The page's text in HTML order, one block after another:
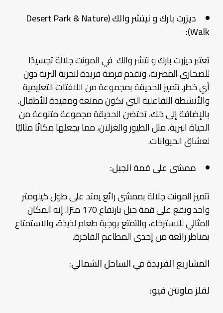
ديزرت بارك و نيتشر والك (Desert Park & Nature
Walk):
تعتبر ديزرت بارك و نتشر والك في المونت جلالة تجسيدًا
للصحاري المصرية، وتقدم فرصة فريدة لتجربة البرية دون
أي خطر. تتميز الحديقة بمجموعة من اللافتات التعليمية
والأنشطة التفاعلية التي تكون ممتعة ومفيدة للأطفال.
بالإضافة إلى ذلك، تحتضن الحديقة مجموعة متنوعة من
الحياة البرية، مثل الطيور والغزلان، مما يجعلها مكانًا مثاليًا
لعشاق الحيوانات.
ممشى على قمة الجبل:
تتميز المونت جلالة بممشى رائع يمتد على طول كيلومتر
واحد ويقع على قمة جبل بارتفاع 170 مترًا. إنه المكان
المثالي للاسترخاء، والتمتع بوجبة طعام لذيذة، والاستمتاع
بمناظر رائعة من إحدى المطاعم الفاخرة.
المشاريع الفريدة في الساحل الشمالي:
لفلز ماونتن فيو: